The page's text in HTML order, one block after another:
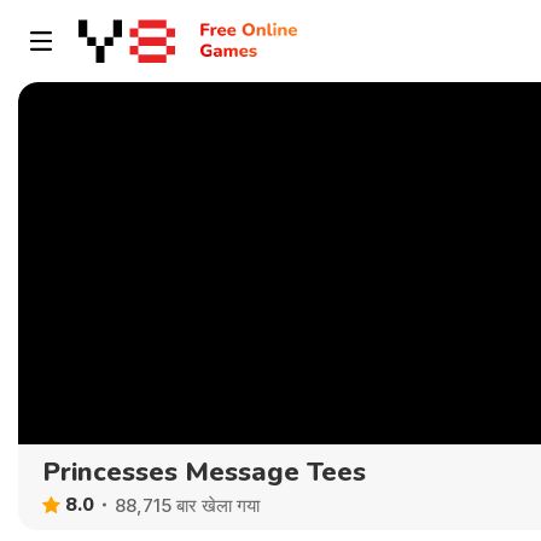
Princesses Message Tees
8.0 88,715 बार खेला गया